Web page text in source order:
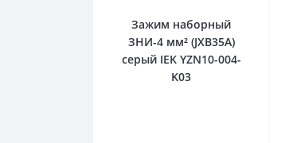
Зажим наборный
ЗНИ-4 мм² (JXB35А)
серый IEK YZN10-004-
K03